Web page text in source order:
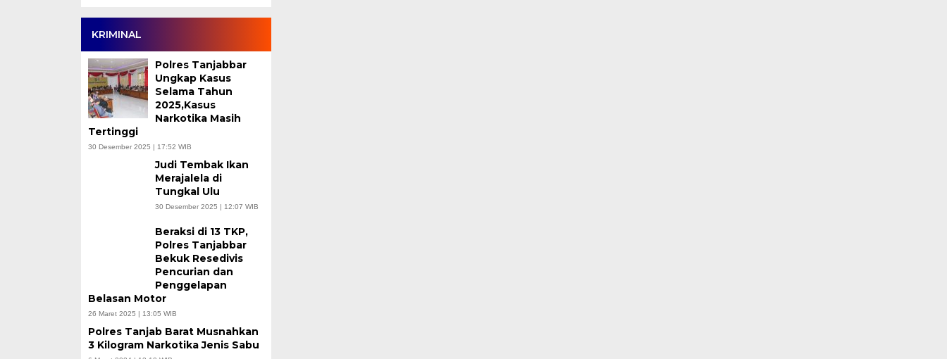
KRIMINAL
Polres Tanjabbar
Ungkap Kasus
Selama Tahun
2025,Kasus
Narkotika Masih
Tertinggi
30 Desember 2025 | 17:52 WIB
Judi Tembak Ikan
Merajalela di
Tungkal Ulu
30 Desember 2025 | 12:07 WIB
Beraksi di 13 TKP,
Polres Tanjabbar
Bekuk Resedivis
Pencurian dan
Penggelapan
Belasan Motor
26 Maret 2025 | 13:05 WIB
Polres Tanjab Barat Musnahkan
3 Kilogram Narkotika Jenis Sabu